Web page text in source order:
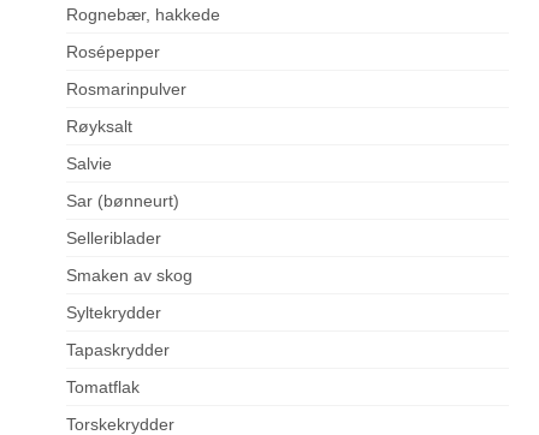
Rognebær, hakkede
Rosépepper
Rosmarinpulver
Røyksalt
Salvie
Sar (bønneurt)
Selleriblader
Smaken av skog
Syltekrydder
Tapaskrydder
Tomatflak
Torskekrydder